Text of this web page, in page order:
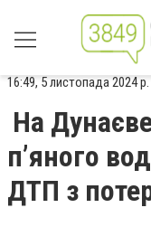
16:49, 5 листопада 2024 р.
На
п’яного
ДТП з